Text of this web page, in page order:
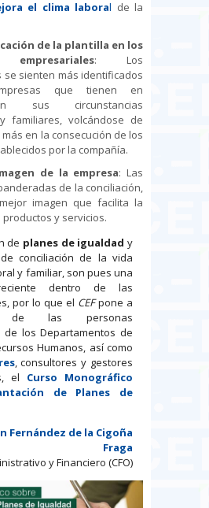
el clima laboral de la
de la plantilla en los
: Los
sienten más identificados
que tienen en
sus circunstancias
familiares, volcándose de
en la consecución de los
por la compañía.
de la empresa: Las
de la conciliación,
imagen que facilita la
y servicios.
de planes de igualdad y
conciliación de la vida
y familiar, son pues una
dentro de las
por lo que el CEFpone a
de las personas
de los Departamentos de
Humanos, así como
, consultores y gestores
el Curso Monográfico
de Planes de
Fernández de la Cigoña
Fraga
y Financiero (CFO)